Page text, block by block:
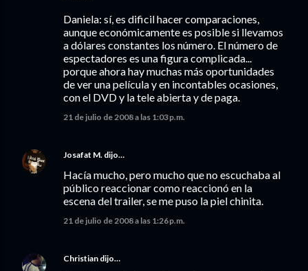
Daniela: sí, es dificil hacer comparaciones,
aunque económicamente es posible si llevamos
a dólares constantes los número. El número de
espectadores es una figura complicada...
porque ahora hay muchas más oportunidades
de ver una película y en incontables ocasiones,
con el DVD y la tele abierta y de paga.
21 de julio de 2008 a las 1:03 p.m.
Josafat M. dijo…
Hacía mucho, pero mucho que no escuchaba al
público reaccionar como reaccionó en la
escena del trailer, se me puso la piel chinita.
21 de julio de 2008 a las 1:26 p.m.
Christian dijo…